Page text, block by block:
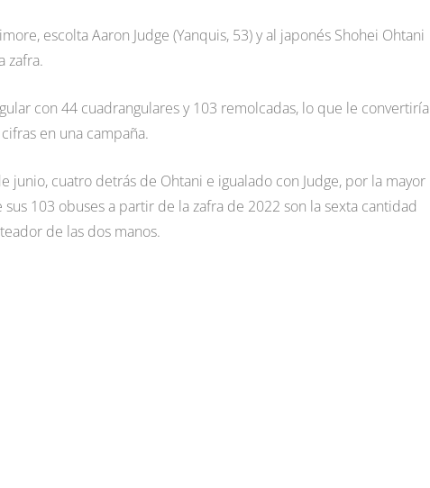
escolta Aaron Judge (Yanquis, 53) y al japonés Shohei Ohtani
zafra.
con 44 cuadrangulares y 103 remolcadas, lo que le convertiría
en una campaña.
junio, cuatro detrás de Ohtani e igualado con Judge, por la mayor
103 obuses a partir de la zafra de 2022 son la sexta cantidad
de las dos manos.